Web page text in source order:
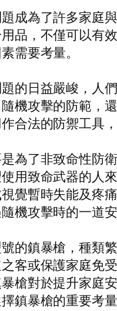
成為了許多家庭
品，不僅可以有
需要考量。
的日益嚴峻，人
機攻擊的防範，
合法的防禦工具
為了非致命性防
用致命武器的人
覺暫時失能及疼
機攻擊時的一道安
的鎮暴槍，種類
客或保護家庭免
槍對於提升家庭
鎮暴槍的重要考量